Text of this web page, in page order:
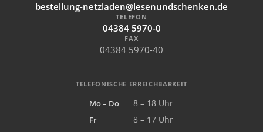
bestellung-netzladen@lesenundschenken.de
TELEFON
04384 5970-0
FAX
04384 5970-40
TELEFONISCHE ERREICHBARKEIT
Mo – Do
8 – 18 Uhr
Fr
8 – 17 Uhr